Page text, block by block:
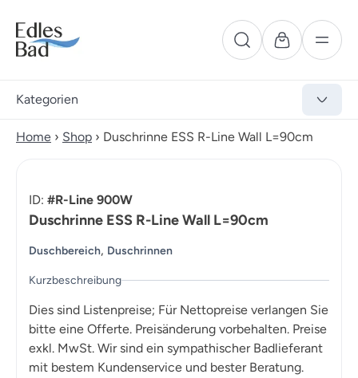
Kategorien
Home › Shop › Duschrinne ESS R-Line Wall L=90cm
ID: #R-Line 900W
Duschrinne ESS R-Line Wall L=90cm
Duschbereich, Duschrinnen
Kurzbeschreibung
Dies sind Listenpreise; Für Nettopreise verlangen Sie
bitte eine Offerte. Preisänderung vorbehalten. Preise
exkl. MwSt. Wir sind ein sympathischer Badlieferant
mit bestem Kundenservice und bester Beratung.